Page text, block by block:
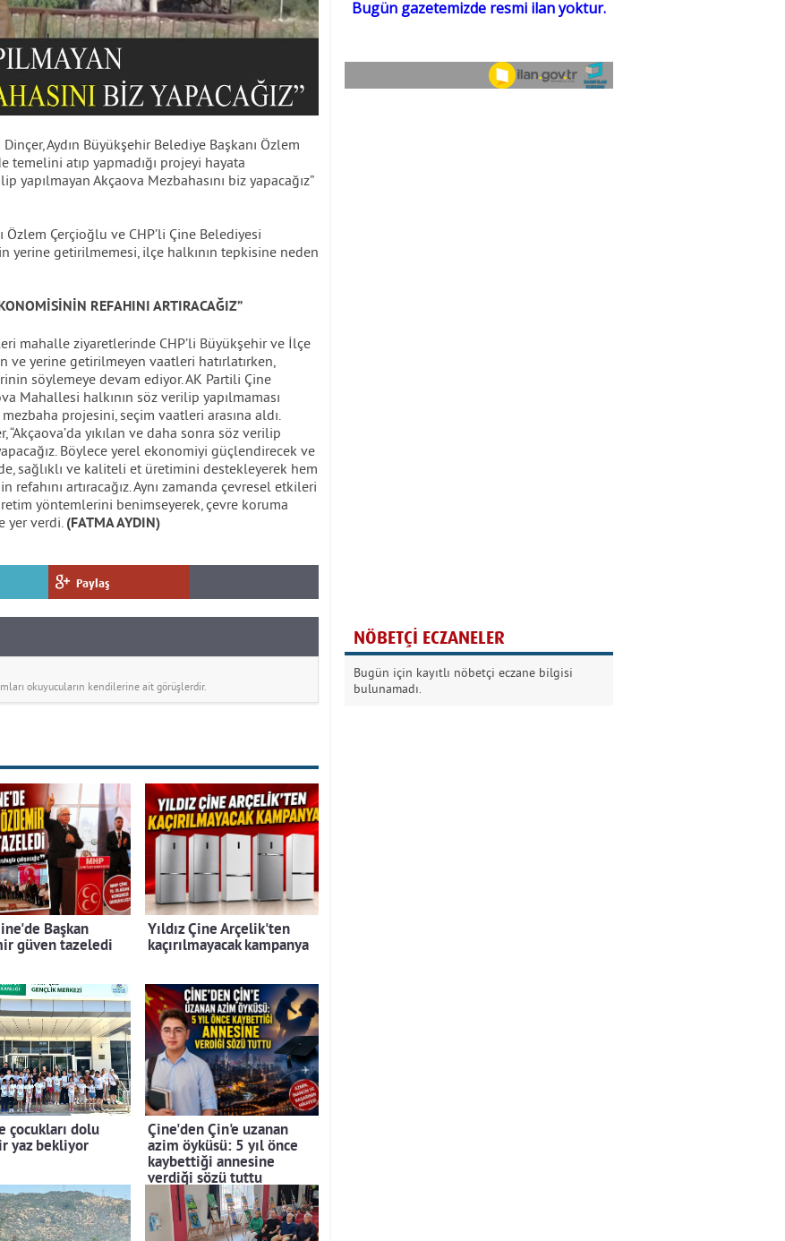
Aydın Büyükşehir Belediye Başkanı Özlem
temelini atıp yapmadığı projeyi hayata
yapılmayan Akçaova Mezbahasını biz yapacağız”
Özlem Çerçioğlu ve CHP’li Çine Belediyesi
yerine getirilmemesi, ilçe halkının tepkisine neden
REFAHINI ARTIRACAĞIZ”
mahalle ziyaretlerinde CHP’li Büyükşehir ve İlçe
ve yerine getirilmeyen vaatleri hatırlatırken,
söylemeye devam ediyor. AK Partili Çine
Mahallesi halkının söz verilip yapılmaması
projesini, seçim vaatleri arasına aldı.
yıkılan ve daha sonra söz verilip
Böylece yerel ekonomiyi güçlendirecek ve
sağlıklı ve kaliteli et üretimini destekleyerek hem
artıracağız. Aynı zamanda çevresel etkileri
yöntemlerini benimseyerek, çevre koruma
yer verdi. (FATMA AYDIN)
Paylaş
okuyucuların kendilerine ait görüşlerdir.
Başkan
güven tazeledi
Yıldız Çine Arçelik'ten
kaçırılmayacak kampanya
çocukları dolu
yaz bekliyor
Çine'den Çin'e uzanan
azim öyküsü: 5 yıl önce
kaybettiği annesine
verdiği sözü tuttu
Sezgin MADRAN
Kurban Bayramında
Dikkat!
NÖBETÇİ ECZANELER
Bugün için kayıtlı nöbetçi eczane bilgisi
bulunamadı.